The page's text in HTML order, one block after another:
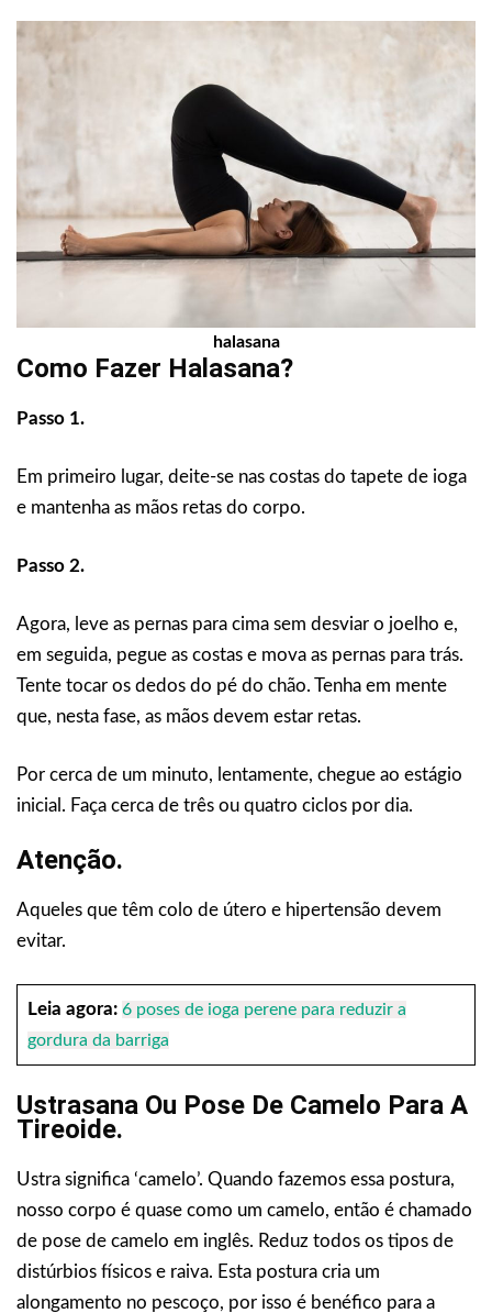
halasana
Como Fazer Halasana?
Passo 1.
Em primeiro lugar, deite-se nas costas do tapete de ioga
e mantenha as mãos retas do corpo.
Passo 2.
Agora, leve as pernas para cima sem desviar o joelho e,
em seguida, pegue as costas e mova as pernas para trás.
Tente tocar os dedos do pé do chão. Tenha em mente
que, nesta fase, as mãos devem estar retas.
Por cerca de um minuto, lentamente, chegue ao estágio
inicial. Faça cerca de três ou quatro ciclos por dia.
Atenção.
Aqueles que têm colo de útero e hipertensão devem
evitar.
Leia agora: 6 poses de ioga perene para reduzir a
gordura da barriga
Ustrasana Ou Pose De Camelo Para A
Tireoide.
Ustra significa ‘camelo’. Quando fazemos essa postura,
nosso corpo é quase como um camelo, então é chamado
de pose de camelo em inglês. Reduz todos os tipos de
distúrbios físicos e raiva. Esta postura cria um
alongamento no pescoço, por isso é benéfico para a